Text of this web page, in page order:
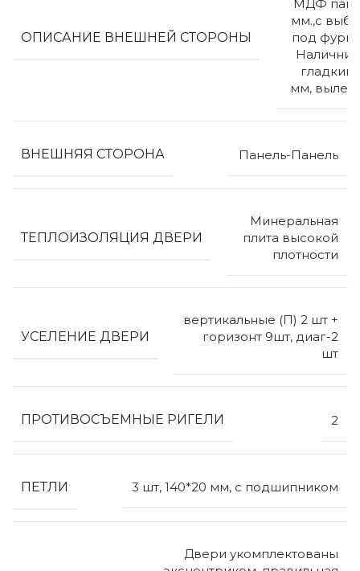
ОПИСАНИЕ ВНЕШНЕЙ СТОРОНЫ
МДФ
мм.,с
под
гладкий
мм, вылет
ВНЕШНЯЯ СТОРОНА Панель-Панель
ТЕПЛОИЗОЛЯЦИЯ ДВЕРИ
Минеральная
плита высокой
плотности
УСЕЛЕНИЕ ДВЕРИ
вертикальные (П) 2 шт +
горизонт 9шт, диаг-2
шт
ПРОТИВОСЪЕМНЫЕ РИГЕЛИ 2
ПЕТЛИ 3 шт, 140*20 мм, с подшипником
Двери укомплектованы